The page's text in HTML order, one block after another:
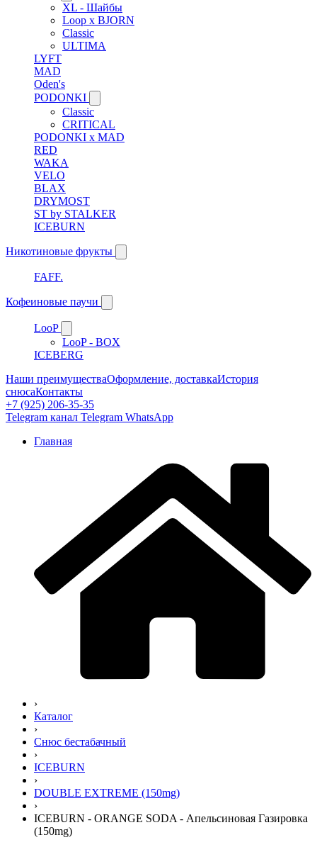
XL - Шайбы
Loop x BJORN
Classic
ULTIMA
LYFT
MAD
Oden's
PODONKI
Classic
CRITICAL
PODONKI x MAD
RED
WAKA
VELO
BLAX
DRYMOST
ST by STALKER
ICEBURN
Никотиновые фрукты
FAFF.
Кофеиновые паучи
LooP
LooP - BOX
ICEBERG
Наши преимуществаОформление, доставкаИстория
снюсаКонтакты
+7 (925) 206-35-35
Telegram канал Telegram WhatsApp
Главная
›
Каталог
›
Снюс бестабачный
›
ICEBURN
›
DOUBLE EXTREME (150mg)
›
ICEBURN - ORANGE SODA - Апельсиновая Газировка
(150mg)